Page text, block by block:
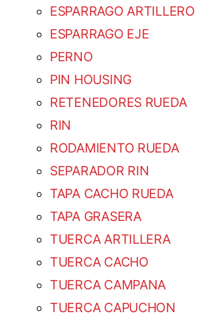
ESPARRAGO ARTILLERO
ESPARRAGO EJE
PERNO
PIN HOUSING
RETENEDORES RUEDA
RIN
RODAMIENTO RUEDA
SEPARADOR RIN
TAPA CACHO RUEDA
TAPA GRASERA
TUERCA ARTILLERA
TUERCA CACHO
TUERCA CAMPANA
TUERCA CAPUCHON